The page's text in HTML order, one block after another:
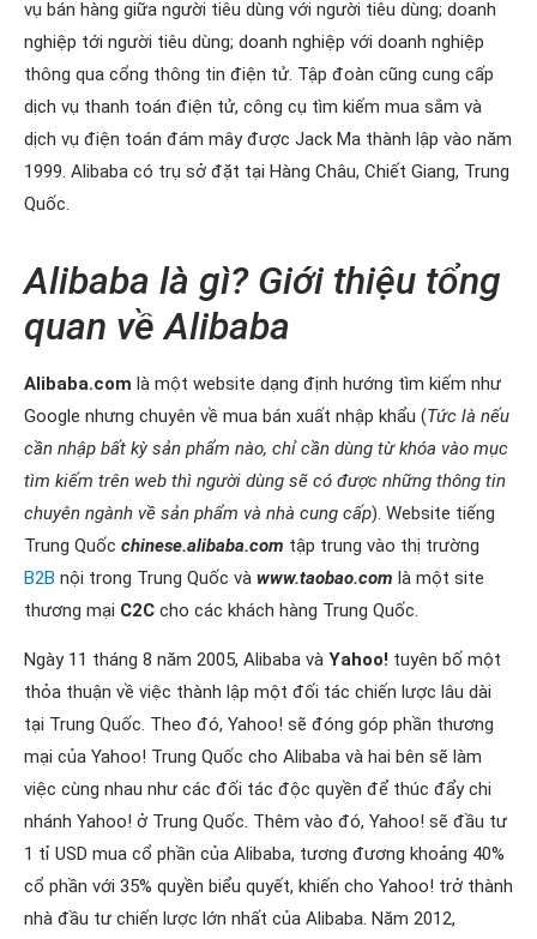
vụ bán hàng giữa người tiêu dùng với người tiêu dùng; doanh
nghiệp tới người tiêu dùng; doanh nghiệp với doanh nghiệp
thông qua cổng thông tin điện tử. Tập đoàn cũng cung cấp
dịch vụ thanh toán điện tử, công cụ tìm kiếm mua sắm và
dịch vụ điện toán đám mây được Jack Ma thành lập vào năm
1999. Alibaba có trụ sở đặt tại Hàng Châu, Chiết Giang, Trung
Quốc.
Alibaba là gì? Giới thiệu tổng
quan về Alibaba
Alibaba.com là một website dạng định hướng tìm kiếm như
Google nhưng chuyên về mua bán xuất nhập khẩu (Tức là nếu
cần nhập bất kỳ sản phẩm nào, chỉ cần dùng từ khóa vào mục
tìm kiếm trên web thì người dùng sẽ có được những thông tin
chuyên ngành về sản phẩm và nhà cung cấp). Website tiếng
Trung Quốc chinese.alibaba.com tập trung vào thị trường
B2B nội trong Trung Quốc và www.taobao.com là một site
thương mại C2C cho các khách hàng Trung Quốc.
Ngày 11 tháng 8 năm 2005, Alibaba và Yahoo! tuyên bố một
thỏa thuận về việc thành lập một đối tác chiến lược lâu dài
tại Trung Quốc. Theo đó, Yahoo! sẽ đóng góp phần thương
mại của Yahoo! Trung Quốc cho Alibaba và hai bên sẽ làm
việc cùng nhau như các đối tác độc quyền để thúc đẩy chi
nhánh Yahoo! ở Trung Quốc. Thêm vào đó, Yahoo! sẽ đầu tư
1 tỉ USD mua cổ phần của Alibaba, tương đương khoảng 40%
cổ phần với 35% quyền biểu quyết, khiến cho Yahoo! trở thành
nhà đầu tư chiến lược lớn nhất của Alibaba. Năm 2012,